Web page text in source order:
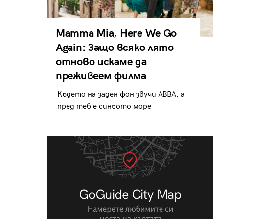
Mamma Mia, Here We Go
Again: Защо всяко лято
отново искаме да
преживеем филма
Където на заден фон звучи ABBA, а
пред теб е синьото море